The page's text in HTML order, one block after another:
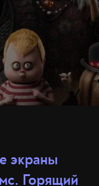
экраны
Горящий